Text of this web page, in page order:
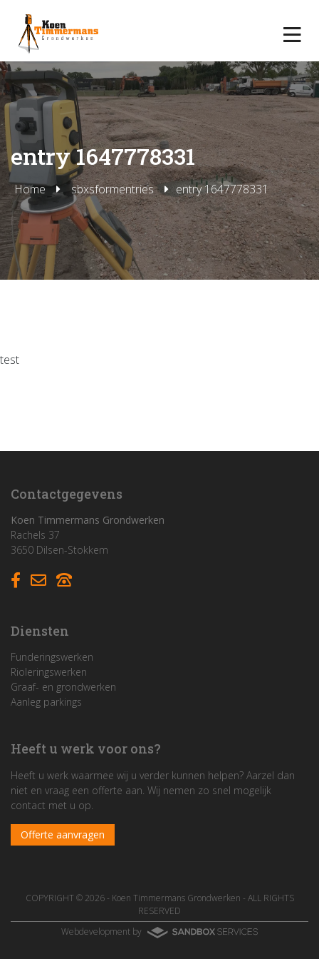
Rioleringswerken
Graaf- en grondwerken
Aanleg parkings
entry 1647778331
Home sbxsformentries entry 1647778331
test
Contactgegevens
Koen Timmermans Grondwerken
Rachels 37
3650 Dilsen-Stokkem
Diensten
Funderingswerken
Rioleringswerken
Graaf- en grondwerken
Aanleg parkings
Heeft u werk voor ons?
Heeft u werk waarmee wij u verder kunnen helpen? Aarzel dan
niet en vraag een offerte aan. Wij nemen zo snel mogelijk
contact met u op.
Offerte aanvragen
COPYRIGHT © 2026 - Koen Timmermans Grondwerken - ALL RIGHTS
RESERVED
Webdevelopment by